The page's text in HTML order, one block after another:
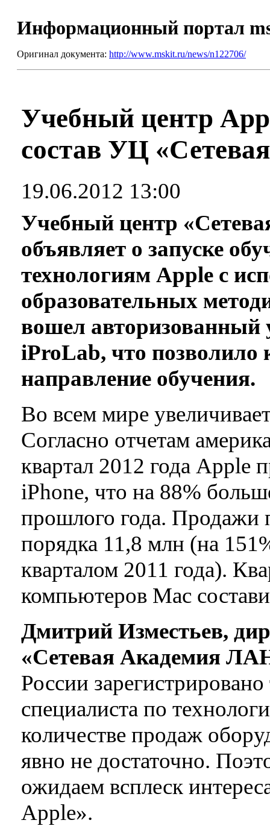
Информационный портал
Оригинал документа: http://www.mskit.ru/news/n122706/
Учебный центр
состав УЦ
19.06.2012 13:00
Учебный центр
объявляет о запуске
технологиям Apple с
образовательных
вошел авторизованный
iProLab, что позволило
направление обучения.
Во всем мире
Согласно отчетам
квартал 2012 года Apple
iPhone, что на 88%
прошлого года. Продажи
порядка 11,8 млн (на
кварталом 2011 года).
компьютеров Mac
Дмитрий Изместьев,
«Сетевая Академия
России
специалиста по
количестве продаж
явно не достаточно.
ожидаем всплеск
Apple».